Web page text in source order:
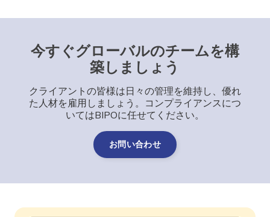
今すぐグローバルのチームを構
築しましょう
クライアントの皆様は日々の管理を維持し、優れ
た人材を雇用しましょう。コンプライアンスにつ
いてはBIPOに任せてください。
お問い合わせ